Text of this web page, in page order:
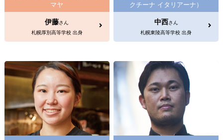
マヤ
伊藤さん
札幌厚別高等学校 出身
クチーナ イタリアーナ）
中西さん
札幌東陵高等学校 出身